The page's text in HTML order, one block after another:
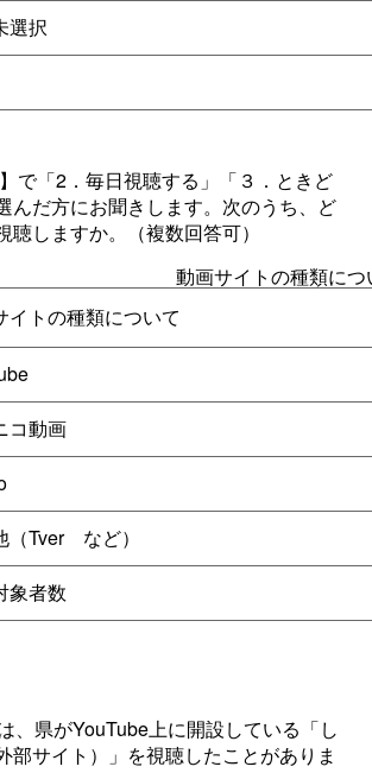
選択
で「2．毎日視聴する」「３．ときど
んだ方にお聞きします。次のうち、ど
聴しますか。（複数回答可）
動画サイトの種類につ
イトの種類について
コ動画
（Tver など）
象者数
、県がYouTube上に開設している「し
部サイト）」を視聴したことがありま